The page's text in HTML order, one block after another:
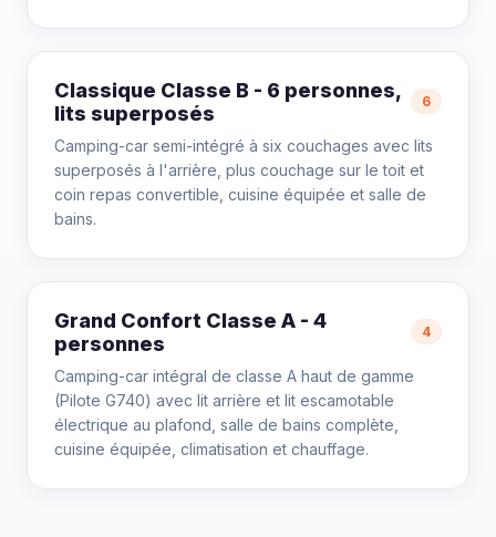
Classique Classe B - 6 personnes,
lits superposés
6
Camping-car semi-intégré à six couchages avec lits
superposés à l'arrière, plus couchage sur le toit et
coin repas convertible, cuisine équipée et salle de
bains.
Grand Confort Classe A - 4
personnes
4
Camping-car intégral de classe A haut de gamme
(Pilote G740) avec lit arrière et lit escamotable
électrique au plafond, salle de bains complète,
cuisine équipée, climatisation et chauffage.